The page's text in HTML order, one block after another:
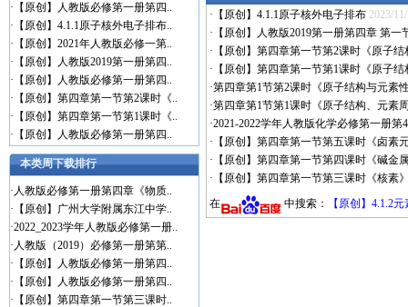
· 【原创】人教版必修第一册第四..
· 【原创】4.1.1原子核外电子排布..
· 【原创】2021年人教版必修一第..
· 【原创】人教版2019第一册第四..
· 【原创】人教版必修第一册第四..
· 【原创】第四章第一节第2课时《..
· 【原创】第四章第一节第1课时《..
· 【原创】人教版必修第一册第四..
本类周下载排行
· 人教版必修第一册第四章《物质..
· 【原创】广州大学附属东江中学..
·2022_2023学年人教版必修第一册..
· 人教版（2019）必修第一册第第..
· 【原创】人教版必修第一册第四..
· 【原创】人教版必修第一册第四..
· 【原创】第四章第一节第三课时..
· 【原创】4.1.1原子核外电子排布 2023/
· 【原创】人教版2019第一册第四章 第
· 【原创】第四章第一节第2课时《原子
· 【原创】第四章第一节第1课时《原子
·第四章第1节第2课时《原子结构与元素
·第四章第1节第1课时《原子结构、元素
·2021-2022学年人教版化学必修第一册
· 【原创】第四章第一节第五课时《卤
· 【原创】第四章第一节第四课时《碱
· 【原创】第四章第一节第三课时《核素
在
中搜索： 【原创】4.1.2